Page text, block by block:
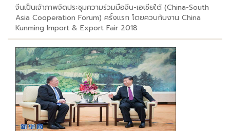
จีนเป็นเจ้าภาพจัดประชุมความร่วมมือจีน-เอเชียใต้ (China-South
Asia Cooperation Forum) ครั้งแรก โดยควบกับงาน China
Kunming Import & Export Fair 2018